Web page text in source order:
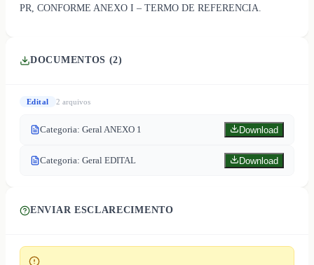
PR, CONFORME ANEXO I – TERMO DE REFERENCIA.
DOCUMENTOS (2)
Edital 2 arquivos
Categoria: Geral ANEXO 1 Download
Categoria: Geral EDITAL Download
ENVIAR ESCLARECIMENTO